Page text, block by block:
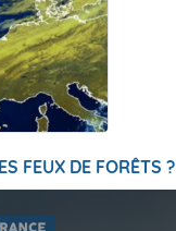
FEUX DE FORÊTS ?